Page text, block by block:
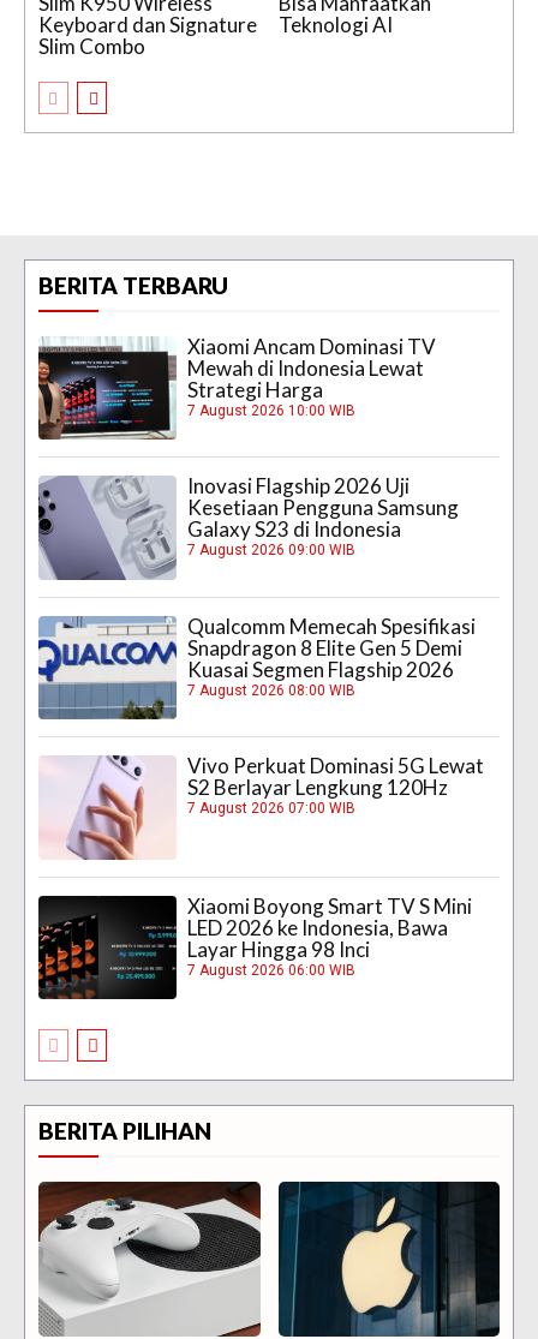
Keyboard dan Signature
Slim Combo
Teknologi AI
BERITA TERBARU
Xiaomi Ancam Dominasi TV
Mewah di Indonesia Lewat
Strategi Harga
7 August 2026 10:00 WIB
Inovasi Flagship 2026 Uji
Kesetiaan Pengguna Samsung
Galaxy S23 di Indonesia
7 August 2026 09:00 WIB
Qualcomm Memecah Spesifikasi
Snapdragon 8 Elite Gen 5 Demi
Kuasai Segmen Flagship 2026
7 August 2026 08:00 WIB
Vivo Perkuat Dominasi 5G Lewat
S2 Berlayar Lengkung 120Hz
7 August 2026 07:00 WIB
Xiaomi Boyong Smart TV S Mini
LED 2026 ke Indonesia, Bawa
Layar Hingga 98 Inci
7 August 2026 06:00 WIB
BERITA PILIHAN